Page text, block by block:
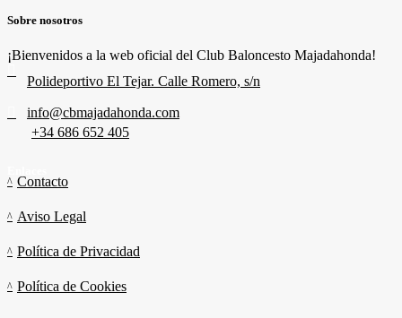
Sobre nosotros
¡Bienvenidos a la web oficial del Club Baloncesto Majadahonda!
Polideportivo El Tejar. Calle Romero, s/n
info@cbmajadahonda.com
+34 686 652 405
Contacto
Aviso Legal
Política de Privacidad
Política de Cookies